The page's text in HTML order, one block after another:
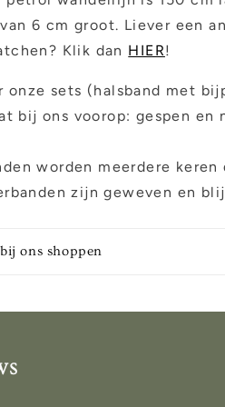
6 cm groot. Liever een
Klik dan HIER!
onze sets (halsband met
bij ons voorop: gespen en
worden meerdere
zijn geweven en
ons shoppen